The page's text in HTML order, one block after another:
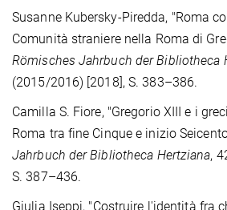
Susanne Kubersky-Piredda, "Roma
Comunità straniere nella Roma di
Römisches Jahrbuch der Bibliotheca
(2015/2016) [2018], S. 383–386.
Camilla S. Fiore, "Gregorio XIII e i
Roma tra fine Cinque e inizio
Jahrbuch der Bibliotheca Hertziana,
S. 387–436.
Giulia Iseppi, "Costruire l'identità fra